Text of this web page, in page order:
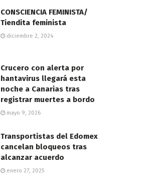
CONSCIENCIA FEMINISTA/
Tiendita feminista
diciembre 2, 2024
Crucero con alerta por
hantavirus llegará esta
noche a Canarias tras
registrar muertes a bordo
mayo 9, 2026
Transportistas del Edomex
cancelan bloqueos tras
alcanzar acuerdo
enero 27, 2025